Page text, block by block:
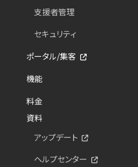
支援者管理
セキュリティ
ポータル/集客
機能
料金
資料
アップデート
ヘルプセンター